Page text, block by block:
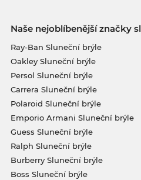
Naše nejoblíbenější značky
Ray-Ban Sluneční brýle
Oakley Sluneční brýle
Persol Sluneční brýle
Carrera Sluneční brýle
Polaroid Sluneční brýle
Emporio Armani Sluneční brýle
Guess Sluneční brýle
Ralph Sluneční brýle
Burberry Sluneční brýle
Boss Sluneční brýle